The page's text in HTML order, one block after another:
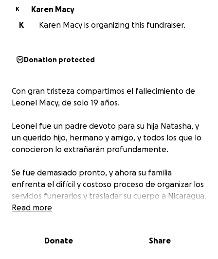
K
Karen Macy
K
Karen Macy is organizing this fundraiser.
Donation protected
Con gran tristeza compartimos el fallecimiento de
Leonel Macy, de solo 19 años.
Leonel fue un padre devoto para su hija Natasha, y
un querido hijo, hermano y amigo, y todos los que lo
conocieron lo extrañarán profundamente.
Se fue demasiado pronto, y ahora su familia
enfrenta el difícil y costoso proceso de organizar los
servicios funerarios y trasladar su cuerpo a Nicaragua,
donde pueda descansar en paz junto a sus seres
Humildemente pedimos su apoyo en este momento
Read more
Donate Share